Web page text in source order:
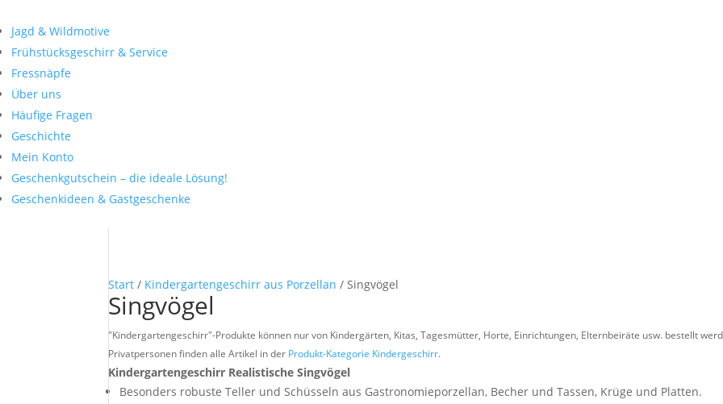
Jagd & Wildmotive
Frühstücksgeschirr & Service
Fressnäpfe
Über uns
Häufige Fragen
Geschichte
Mein Konto
Geschenkgutschein – die ideale Lösung!
Geschenkideen & Gastgeschenke
Start / Kindergartengeschirr aus Porzellan / Singvögel
Singvögel
"Kindergartengeschirr"-Produkte können nur von Kindergärten, Kitas, Tagesmütter, Horte, Einrichtungen, Elternbeiräte usw. bestellt
Privatpersonen finden alle Artikel in der Produkt-Kategorie Kindergeschirr.
Kindergartengeschirr Realistische Singvögel
Besonders robuste Teller und Schüsseln aus Gastronomieporzellan, Becher und Tassen, Krüge und Platten.